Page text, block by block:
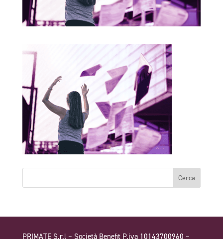
PRIMATE S.r.l – Società Benefit P.iva 10143700960 –